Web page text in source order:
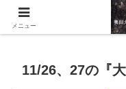
滋賀県の信楽で水琴
11/26、27の『
メニュー